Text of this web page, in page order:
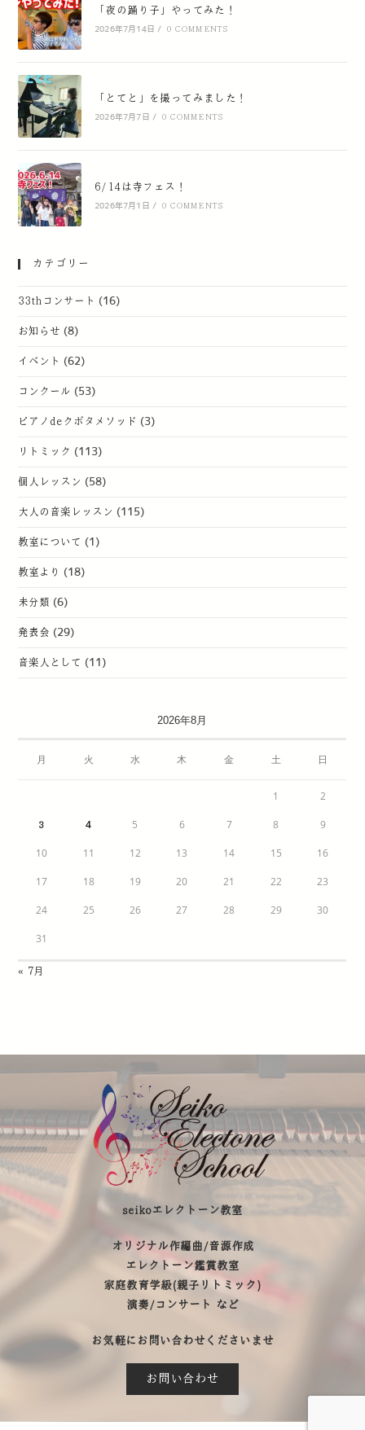
「夜の踊り子」やってみた！
2026年7月14日 / 0 COMMENTS
「とてと」を撮ってみました！
2026年7月7日 / 0 COMMENTS
6/14は寺フェス！
2026年7月1日 / 0 COMMENTS
カテゴリー
33thコンサート (16)
お知らせ (8)
イベント (62)
コンクール (53)
ピアノdeクボタメソッド (3)
リトミック (113)
個人レッスン (58)
大人の音楽レッスン (115)
教室について (1)
教室より (18)
未分類 (6)
発表会 (29)
音楽人として (11)
2026年8月
月 火 水 木 金 土 日
1 2
3 4 5 6 7 8 9
10 11 12 13 14 15 16
17 18 19 20 21 22 23
24 25 26 27 28 29 30
31
« 7月
seikoエレクトーン教室
オリジナル作編曲/音源作成
エレクトーン鑑賞教室
家庭教育学級(親子リトミック)
演奏/コンサート など
お気軽にお問い合わせくださいませ
お問い合わせ